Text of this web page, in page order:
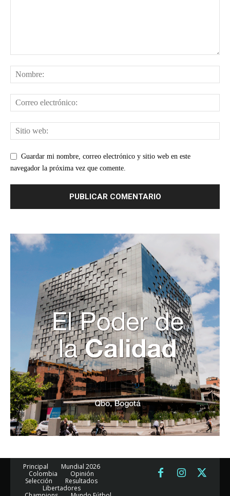
Guardar mi nombre, correo electrónico y sitio web en este
navegador la próxima vez que comente.
Principal
Mundial 2026
Colombia
Opinión
Selección
Resultados
Libertadores